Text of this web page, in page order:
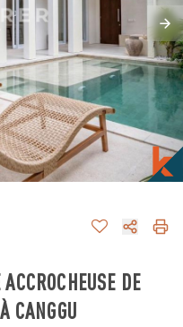
DE
CANGGU